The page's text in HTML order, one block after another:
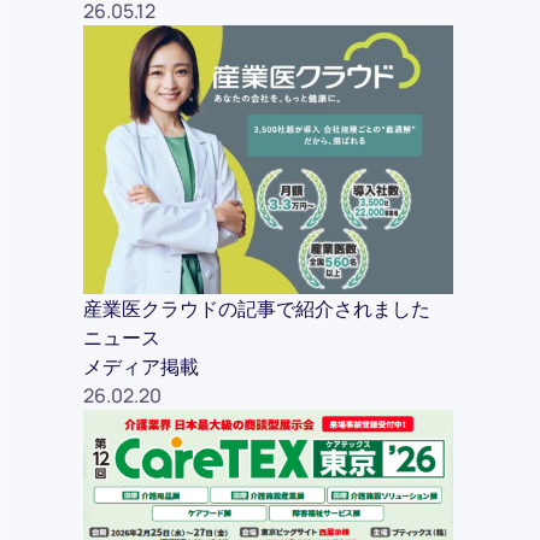
26.05.12
産業医クラウドの記事で紹介されました
ニュース
メディア掲載
26.02.20